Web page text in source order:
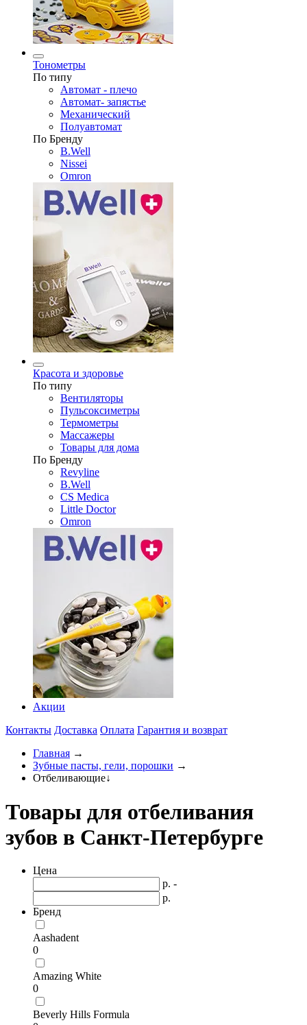
Тонометры
По типу
Автомат - плечо
Автомат- запястье
Механический
Полуавтомат
По Бренду
B.Well
Nissei
Omron
Красота и здоровье
По типу
Вентиляторы
Пульсоксиметры
Термометры
Массажеры
Товары для дома
По Бренду
Revyline
B.Well
CS Medica
Little Doctor
Omron
Акции
Контакты Доставка Оплата Гарантия и возврат
Главная →
Зубные пасты, гели, порошки →
Отбеливающие↓
Товары для отбеливания
зубов в Санкт-Петербурге
Цена
р. -
р.
Бренд
Aashadent
0
Amazing White
0
Beverly Hills Formula